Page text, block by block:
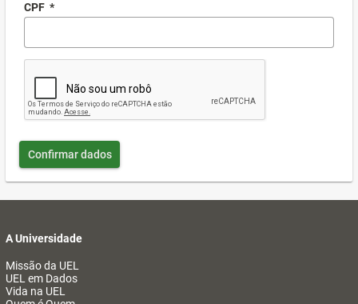
CPF *
Confirmar dados
A Universidade
Missão da UEL
UEL em Dados
Vida na UEL